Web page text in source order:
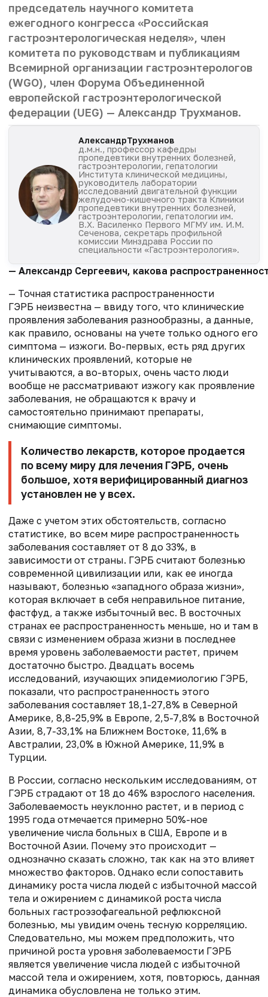
председатель научного комитета
ежегодного конгресса «Российская
гастроэнтерологическая неделя», член
комитета по руководствам и публикациям
Всемирной организации гастроэнтерологов
(WGO), член Форума Объединенной
европейской гастроэнтерологической
федерации (UEG) — Александр Трухманов.
АлександрТрухманов
д.м.н., профессор кафедры
пропедевтики внутренних болезней,
гастроэнтерологии, гепатологии
Института клинической медицины,
руководитель лаборатории
исследований двигательной функции
желудочно-кишечного тракта Клиники
пропедевтики внутренних болезней,
гастроэнтерологии, гепатологии им.
В.Х. Василенко Первого МГМУ им. И.М.
Сеченова, секретарь профильной
комиссии Минздрава России по
специальности «Гастроэнтерология».
— Александр Сергеевич, какова
— Точная статистика распространенности
ГЭРБ неизвестна — ввиду того, что клинические
проявления заболевания разнообразны, а данные,
как правило, основаны на учете только одного его
симптома — изжоги. Во-первых, есть ряд других
клинических проявлений, которые не
учитываются, а во-вторых, очень часто люди
вообще не рассматривают изжогу как проявление
заболевания, не обращаются к врачу и
самостоятельно принимают препараты,
снимающие симптомы.
Количество лекарств, которое продается
по всему миру для лечения ГЭРБ, очень
большое, хотя верифицированный диагноз
установлен не у всех.
Даже с учетом этих обстоятельств, согласно
статистике, во всем мире распространенность
заболевания составляет от 8 до 33%, в
зависимости от страны. ГЭРБ считают болезнью
современной цивилизации или, как ее иногда
называют, болезнью «западного образа жизни»,
которая включает в себя неправильное питание,
фастфуд, а также избыточный вес. В восточных
странах ее распространенность меньше, но и там в
связи с изменением образа жизни в последнее
время уровень заболеваемости растет, причем
достаточно быстро. Двадцать восемь
исследований, изучающих эпидемиологию ГЭРБ,
показали, что распространенность этого
заболевания составляет 18,1-27,8% в Северной
Америке, 8,8-25,9% в Европе, 2,5-7,8% в Восточной
Азии, 8,7-33,1% на Ближнем Востоке, 11,6% в
Австралии, 23,0% в Южной Америке, 11,9% в
Турции.
В России, согласно нескольким исследованиям, от
ГЭРБ страдают от 18 до 46% взрослого населения.
Заболеваемость неуклонно растет, и в период с
1995 года отмечается примерно 50%-ное
увеличение числа больных в США, Европе и в
Восточной Азии. Почему это происходит —
однозначно сказать сложно, так как на это влияет
множество факторов. Однако если сопоставить
динамику роста числа людей с избыточной массой
тела и ожирением с динамикой роста числа
больных гастроэзофагеальной рефлюксной
болезнью, мы увидим очень тесную корреляцию.
Следовательно, мы можем предположить, что
причиной роста уровня заболеваемости ГЭРБ
является увеличение числа людей с избыточной
массой тела и ожирением, хотя, повторюсь, данная
динамика обусловлена не только этим.